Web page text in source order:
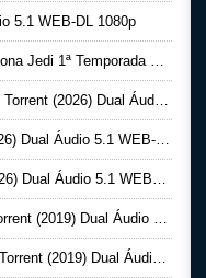
5.1 WEB-DL 1080p
(2026) Dual Áudio 5.1 WEB-DL 1080p
Dual Áudio 5.1 WEB-DL 1080p
Áudio 5.1 WEB-DL 1080p
Áudio 5.1 WEB-DL 1080p
Dual Áudio WEB-DL 1080p
Dual Áudio WEB-DL 1080p